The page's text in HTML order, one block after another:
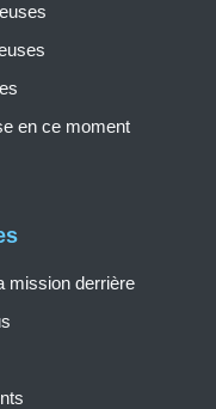
mission derrière
en ce moment